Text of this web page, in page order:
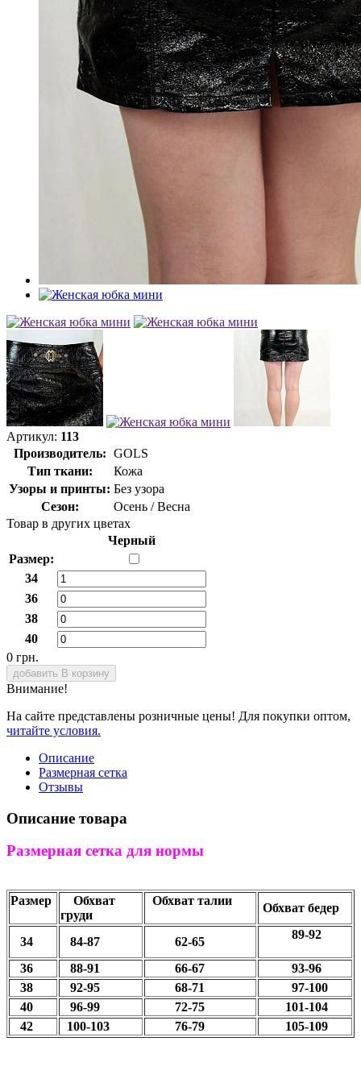
Артикул: 113
Производитель: GOLS
Тип ткани:
Кожа
Узоры и принты: Без узора
Сезон:
Осень / Весна
Товар в других цветах
Черный
Размер:
34
36
38
40
0 грн.
добавить В корзину
Внимание!
На сайте представлены розничные цены! Для покупки оптом,
читайте условия.
Описание
Размерная сетка
Отзывы
Описание товара
Размерная сетка для нормы
Размер
Обхват
груди
Обхват талии
Обхват бедер
34 84-87 62-65
89-92
36 88-91 66-67
93-96
38
92-95 68-71
97-100
40
96-99 72-75
101-104
42
100-103 76-79 105-109